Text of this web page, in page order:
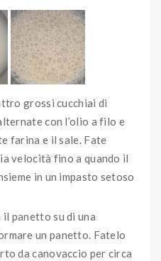
grossi cucchiai di
con l’olio a filo e
farina e il sale. Fate
velocità fino a quando il
in un impasto setoso
panetto su di una
un panetto. Fatelo
da canovaccio per circa